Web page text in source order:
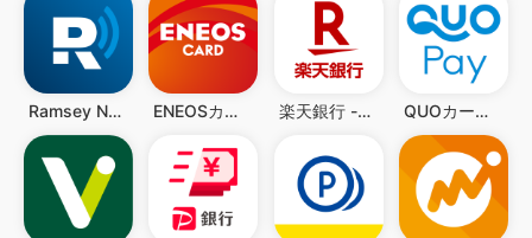
Ramsey Network ENEOSカードアプリ 楽天銀行 -個人のお客様向けアプリ QUOカードPay(公式) - 気持ちが伝わるギフトアプリ